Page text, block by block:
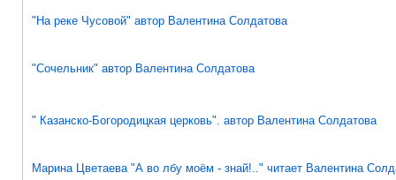
"На реке Чусовой" автор Валентина Солдатова
"Сочельник" автор Валентина Солдатова
" Казанско-Богородицкая церковь". автор Валентина Солдатова
Марина Цветаева "А во лбу моём - знай!.." читает Валентина